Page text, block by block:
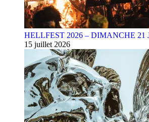
HELLFEST 2026 – DIMANCHE
15 juillet 2026